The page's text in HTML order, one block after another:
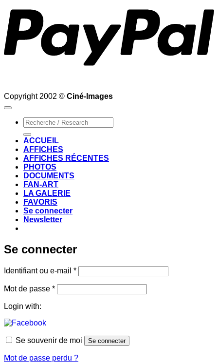
Copyright 2002 © Ciné-Images
Recherche
pour :
ACCUEIL
AFFICHES
AFFICHES RÉCENTES
PHOTOS
DOCUMENTS
FAN-ART
LA GALERIE
FAVORIS
Se connecter
Newsletter
Se connecter
Identifiant ou e-mail *Obligatoire
Mot de passe *Obligatoire
Login with:
Se souvenir de moi Se connecter
Mot de passe perdu ?